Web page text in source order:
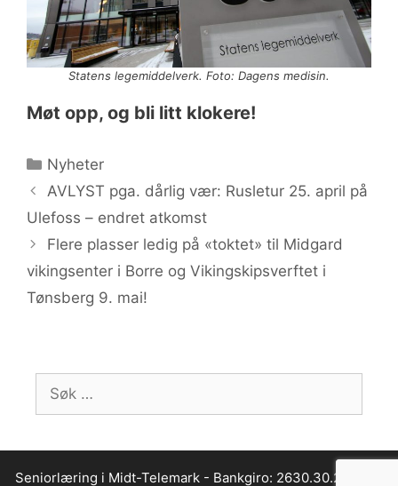
Statens legemiddelverk. Foto: Dagens medisin.
Møt opp, og bli litt klokere!
Kategorier
Nyheter
AVLYST pga. dårlig vær: Rusletur 25. april på
Ulefoss – endret atkomst
Flere plasser ledig på «toktet» til Midgard
vikingsenter i Borre og Vikingskipsverftet i
Tønsberg 9. mai!
etter:
Seniorlæring i Midt-Telemark - Bankgiro: 2630.30.26095 -